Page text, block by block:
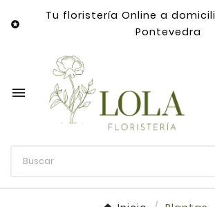

Tu floristería Online a
Pontevedra
